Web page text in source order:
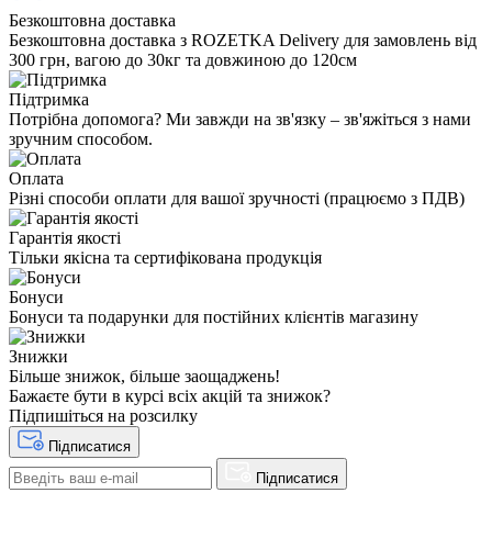
Безкоштовна доставка
Безкоштовна доставка з ROZETKA Delivery для замовлень від
300 грн, вагою до 30кг та довжиною до 120см
Підтримка
Потрібна допомога? Ми завжди на зв'язку – зв'яжіться з нами
зручним способом.
Оплата
Різні способи оплати для вашої зручності (працюємо з ПДВ)
Гарантія якості
Тільки якісна та сертифікована продукція
Бонуси
Бонуси та подарунки для постійних клієнтів магазину
Знижки
Більше знижок, більше заощаджень!
Бажаєте бути в курсі всіх акцій та знижок?
Підпишіться на розсилку
Підписатися
Підписатися